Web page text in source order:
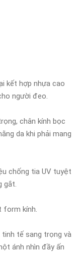
kết hợp nhựa cao
người đeo.
chân kính bọc
da khi phải mang
chống tia UV tuyệt
gắt.
form kính.
tinh tế sang trọng và
ánh nhìn đầy ấn